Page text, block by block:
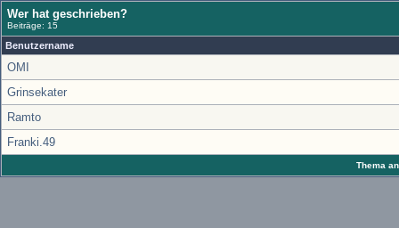
Wer hat geschrieben?
Beiträge: 15
Benutzername
OMI
Grinsekater
Ramto
Franki.49
Thema